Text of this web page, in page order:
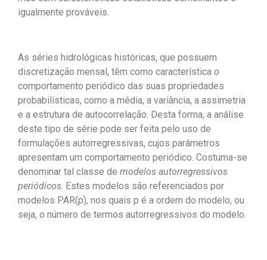
igualmente prováveis.
As séries hidrológicas históricas, que possuem
discretização mensal, têm como característica o
comportamento periódico das suas propriedades
probabilísticas, como a média, a variância, a assimetria
e a estrutura de autocorrelação. Desta forma, a análise
deste tipo de série pode ser feita pelo uso de
formulações autorregressivas, cujos parâmetros
apresentam um comportamento periódico. Costuma-se
denominar tal classe de modelos autorregressivos
periódicos. Estes modelos são referenciados por
modelos PAR(p), nos quais p é a ordem do modelo, ou
seja, o número de termos autorregressivos do modelo.